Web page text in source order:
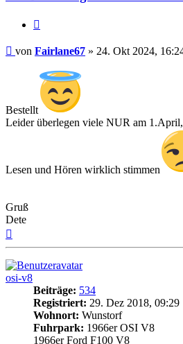
Beitrag
von Fairlane67 » 24. Okt 2024,
Bestellt
Leider überlegen viele NUR am
Lesen und Hören wirklich stimmen
Gruß
Dete
osi-v8
Beiträge: 534
Registriert: 29. Dez 2018, 09:29
Wohnort: Wunstorf
Fuhrpark: 1966er OSI V8
1966er Ford F100 V8